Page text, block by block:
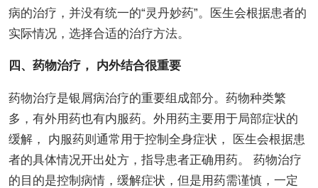
病的治疗，并没有统一的“灵丹妙药”。医生会根据患者的
实际情况，选择合适的治疗方法。
四、药物治疗， 内外结合很重要
药物治疗是银屑病治疗的重要组成部分。药物种类繁
多，有外用药也有内服药。外用药主要用于局部症状的
缓解， 内服药则通常用于控制全身症状， 医生会根据患
者的具体情况开出处方，指导患者正确用药。 药物治疗
的目的是控制病情，缓解症状，但是用药需谨慎，一定